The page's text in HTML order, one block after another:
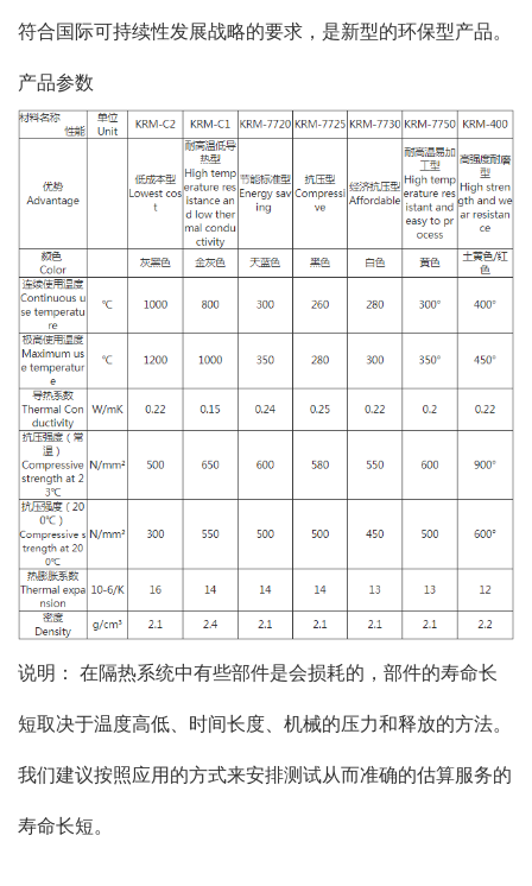
符合国际可持续性发展战略的要求，是新型的环保型产品。
产品参数
说明： 在隔热系统中有些部件是会损耗的，部件的寿命长
短取决于温度高低、时间长度、机械的压力和释放的方法。
我们建议按照应用的方式来安排测试从而准确的估算服务的
寿命长短。